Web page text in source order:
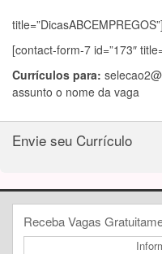
title=”DicasABCEMPREGOS”]
[contact-form-7 id=”173″
Currículos para:
assunto o nome da vaga
Envie seu Currículo
Receba Vagas